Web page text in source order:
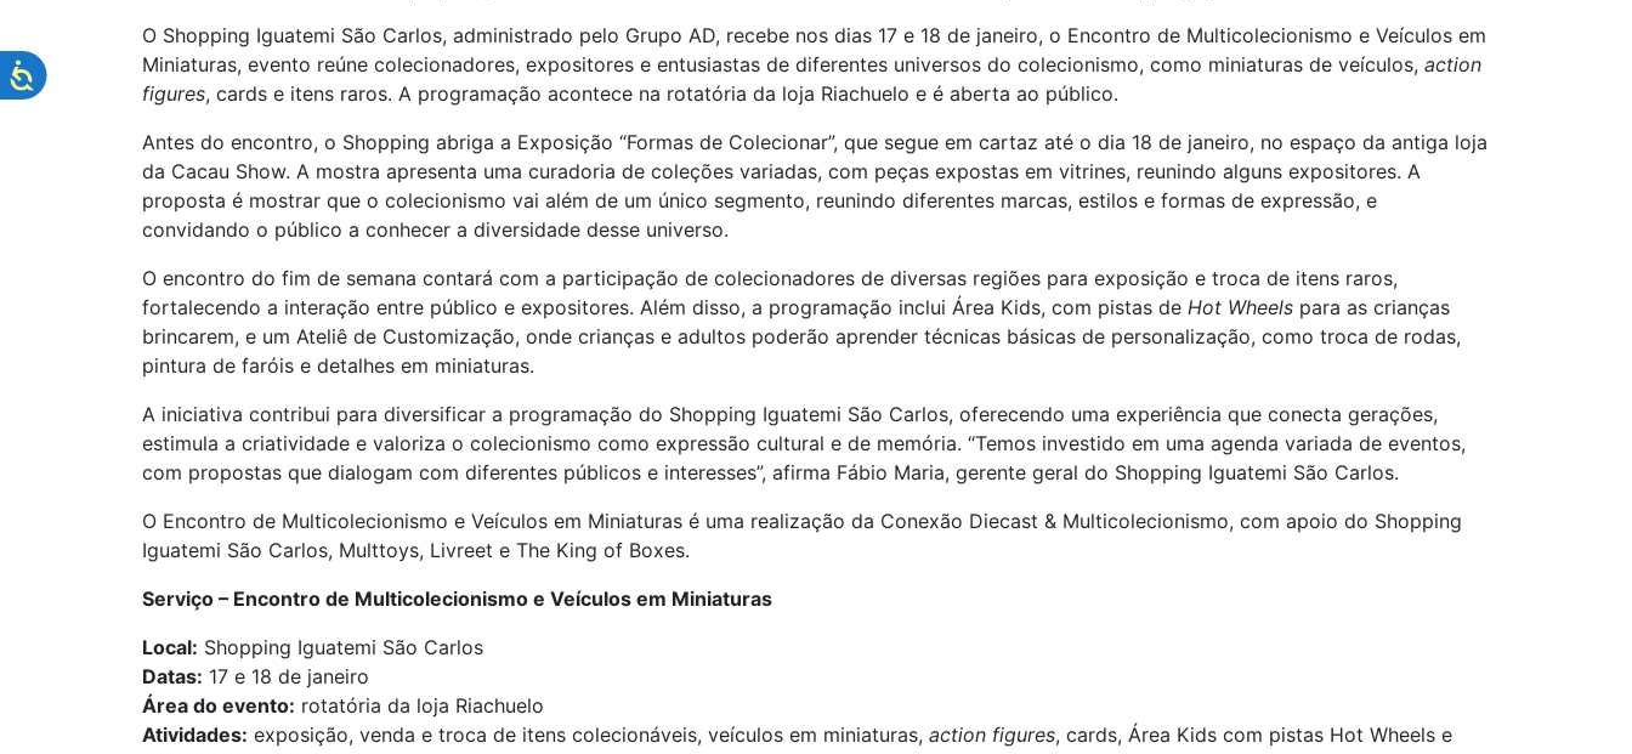
O Shopping Iguatemi São Carlos, administrado pelo Grupo AD, recebe nos dias 17 e 18 de janeiro, o Encontro de Multicolecionismo e Veículos em
Miniaturas, evento reúne colecionadores, expositores e entusiastas de diferentes universos do colecionismo, como miniaturas de veículos, action
figures, cards e itens raros. A programação acontece na rotatória da loja Riachuelo e é aberta ao público.
Antes do encontro, o Shopping abriga a Exposição “Formas de Colecionar”, que segue em cartaz até o dia 18 de janeiro, no espaço da antiga loja
da Cacau Show. A mostra apresenta uma curadoria de coleções variadas, com peças expostas em vitrines, reunindo alguns expositores. A
proposta é mostrar que o colecionismo vai além de um único segmento, reunindo diferentes marcas, estilos e formas de expressão, e
convidando o público a conhecer a diversidade desse universo.
O encontro do fim de semana contará com a participação de colecionadores de diversas regiões para exposição e troca de itens raros,
fortalecendo a interação entre público e expositores. Além disso, a programação inclui Área Kids, com pistas de Hot Wheels para as crianças
brincarem, e um Ateliê de Customização, onde crianças e adultos poderão aprender técnicas básicas de personalização, como troca de rodas,
pintura de faróis e detalhes em miniaturas.
A iniciativa contribui para diversificar a programação do Shopping Iguatemi São Carlos, oferecendo uma experiência que conecta gerações,
estimula a criatividade e valoriza o colecionismo como expressão cultural e de memória. “Temos investido em uma agenda variada de eventos,
com propostas que dialogam com diferentes públicos e interesses”, afirma Fábio Maria, gerente geral do Shopping Iguatemi São Carlos.
O Encontro de Multicolecionismo e Veículos em Miniaturas é uma realização da Conexão Diecast & Multicolecionismo, com apoio do Shopping
Iguatemi São Carlos, Multtoys, Livreet e The King of Boxes.
Serviço – Encontro de Multicolecionismo e Veículos em Miniaturas
Local: Shopping Iguatemi São Carlos
Datas: 17 e 18 de janeiro
Área do evento: rotatória da loja Riachuelo
Atividades: exposição, venda e troca de itens colecionáveis, veículos em miniaturas, action figures, cards, Área Kids com pistas Hot Wheels e